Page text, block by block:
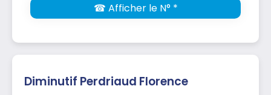
☎ Afficher le N° *
Diminutif Perdriaud Florence